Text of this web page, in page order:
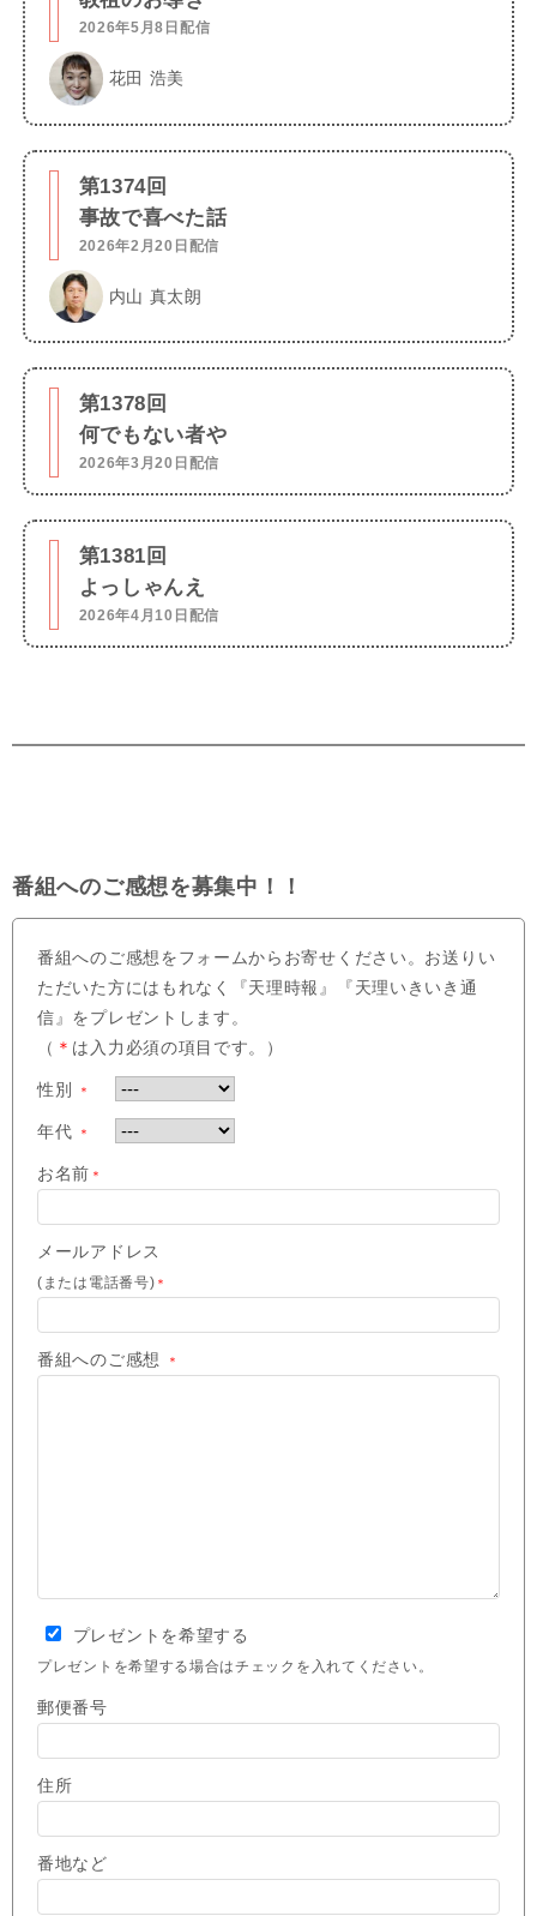
2026年5月8日配信
花田 浩美
第1374回
事故で喜べた話
2026年2月20日配信
内山 真太朗
第1378回
何でもない者や
2026年3月20日配信
第1381回
よっしゃんえ
2026年4月10日配信
番組へのご感想を募集中！！
番組へのご感想をフォームからお寄せください。お送りい
ただいた方にはもれなく『天理時報』『天理いきいき通
信』をプレゼントします。
（ ＊ は入力必須の項目です。）
性別 ＊
年代 ＊
お名前 ＊
メールアドレス
(または電話番号) ＊
番組へのご感想 ＊
プレゼントを希望する
プレゼントを希望する場合はチェックを入れてください。
郵便番号
住所
番地など